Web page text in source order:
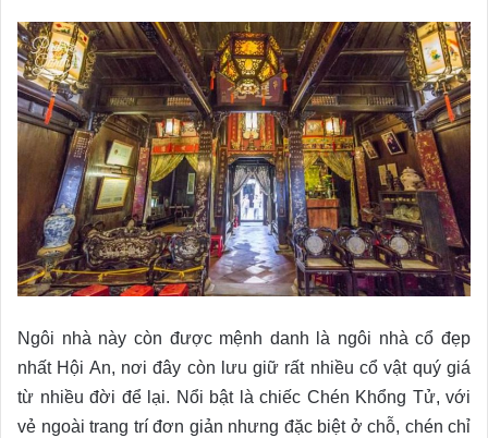
Ngôi nhà này còn được mệnh danh là ngôi nhà cổ đẹp
nhất Hội An, nơi đây còn lưu giữ rất nhiều cổ vật quý giá
từ nhiều đời để lại. Nổi bật là chiếc Chén Khổng Tử, với
vẻ ngoài trang trí đơn giản nhưng đặc biệt ở chỗ, chén chỉ